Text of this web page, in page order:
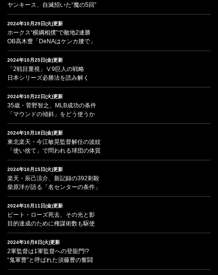
ヤンキース、自滅招いた“魔の5回”
2024年10月29日(火)更新
ホークス“横綱相撲”で敵地2連勝
OB高木豊「DeNAはケンカ腰で」
2024年10月25日(金)更新
「2戦目重視」Ⅴ9巨人の戦略
日本シリーズ必勝法を読み解く
2024年10月22日(火)更新
35歳・菅野智之、MLB成功の条件
「マウンドの傾斜」をどう使うか
2024年10月18日(金)更新
東北楽天・今江敏晃監督解任の波紋
「使い捨て」で問われる球団の体質
2024年10月15日(火)更新
楽天・辰己涼介、新記録の392刺殺
柴原洋が語る「名センターの条件」
2024年10月11日(金)更新
ピート・ローズ死去、その光と影
目的達成のために権謀術数も駆使
2024年10月8日(火)更新
2軍監督は1軍監督への登龍門!?
“鬼軍曹”と呼ばれた須藤豊の奮闘